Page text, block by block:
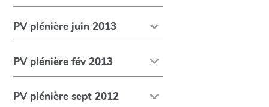
PV plénière juin 2013
PV plénière fév 2013
PV plénière sept 2012